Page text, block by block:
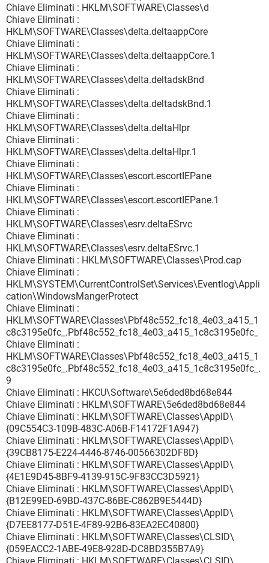
Chiave Eliminati : HKLM\SOFTWARE\Classes\d
Chiave Eliminati :
HKLM\SOFTWARE\Classes\delta.deltaappCore
Chiave Eliminati :
HKLM\SOFTWARE\Classes\delta.deltaappCore.1
Chiave Eliminati :
HKLM\SOFTWARE\Classes\delta.deltadskBnd
Chiave Eliminati :
HKLM\SOFTWARE\Classes\delta.deltadskBnd.1
Chiave Eliminati :
HKLM\SOFTWARE\Classes\delta.deltaHlpr
Chiave Eliminati :
HKLM\SOFTWARE\Classes\delta.deltaHlpr.1
Chiave Eliminati :
HKLM\SOFTWARE\Classes\escort.escortIEPane
Chiave Eliminati :
HKLM\SOFTWARE\Classes\escort.escortIEPane.1
Chiave Eliminati :
HKLM\SOFTWARE\Classes\esrv.deltaESrvc
Chiave Eliminati :
HKLM\SOFTWARE\Classes\esrv.deltaESrvc.1
Chiave Eliminati : HKLM\SOFTWARE\Classes\Prod.cap
Chiave Eliminati :
HKLM\SYSTEM\CurrentControlSet\Services\Eventlog\Appli
cation\WindowsMangerProtect
Chiave Eliminati :
HKLM\SOFTWARE\Classes\Pbf48c552_fc18_4e03_a415_1
c8c3195e0fc_.Pbf48c552_fc18_4e03_a415_1c8c3195e0fc_
Chiave Eliminati :
HKLM\SOFTWARE\Classes\Pbf48c552_fc18_4e03_a415_1
c8c3195e0fc_.Pbf48c552_fc18_4e03_a415_1c8c3195e0fc_.
9
Chiave Eliminati : HKCU\Software\5e6ded8bd68e844
Chiave Eliminati : HKLM\SOFTWARE\5e6ded8bd68e844
Chiave Eliminati : HKLM\SOFTWARE\Classes\AppID\
{09C554C3-109B-483C-A06B-F14172F1A947}
Chiave Eliminati : HKLM\SOFTWARE\Classes\AppID\
{39CB8175-E224-4446-8746-00566302DF8D}
Chiave Eliminati : HKLM\SOFTWARE\Classes\AppID\
{4E1E9D45-8BF9-4139-915C-9F83CC3D5921}
Chiave Eliminati : HKLM\SOFTWARE\Classes\AppID\
{B12E99ED-69BD-437C-86BE-C862B9E5444D}
Chiave Eliminati : HKLM\SOFTWARE\Classes\AppID\
{D7EE8177-D51E-4F89-92B6-83EA2EC40800}
Chiave Eliminati : HKLM\SOFTWARE\Classes\CLSID\
{059EACC2-1ABE-49E8-928D-DC8BD355B7A9}